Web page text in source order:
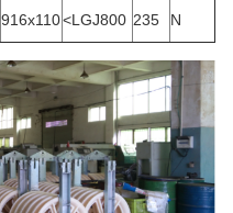
916x110<LGJ800 235
N